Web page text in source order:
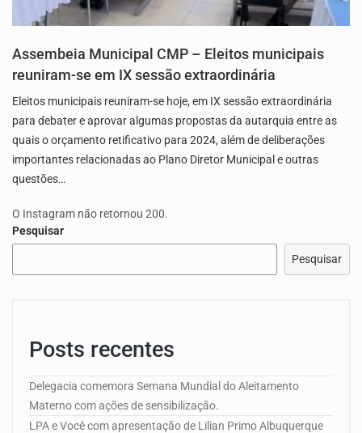
Assembeia Municipal CMP – Eleitos municipais
reuniram-se em IX sessão extraordinária
Eleitos municipais reuniram-se hoje, em IX sessão extraordinária
para debater e aprovar algumas propostas da autarquia entre as
quais o orçamento retificativo para 2024, além de deliberações
importantes relacionadas ao Plano Diretor Municipal e outras
questões…
O Instagram não retornou 200.
Pesquisar
Pesquisar
Posts recentes
Delegacia comemora Semana Mundial do Aleitamento
Materno com ações de sensibilização.
LPA e Você com apresentação de Lilian Primo Albuquerque